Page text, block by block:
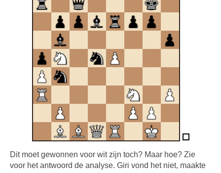
Dit moet gewonnen voor wit zijn toch? Maar hoe? Zie
voor het antwoord de analyse. Giri vond het niet, maakte